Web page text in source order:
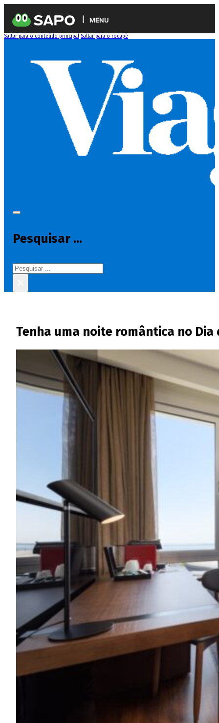
MENU
Saltar para o conteúdo principal Saltar para o rodapé
Pesquisar ...
Pesquisar
Tenha uma noite romântica no